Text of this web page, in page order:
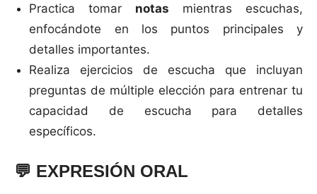
Practica tomar notas mientras escuchas,
enfocándote en los puntos principales y
detalles importantes.
Realiza ejercicios de escucha que incluyan
preguntas de múltiple elección para entrenar tu
capacidad de escucha para detalles
específicos.
💬 EXPRESIÓN ORAL